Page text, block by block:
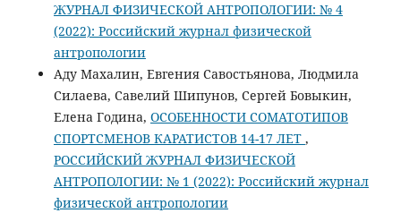
ЖУРНАЛ ФИЗИЧЕСКОЙ АНТРОПОЛОГИИ: № 4
(2022): Российский журнал физической
антропологии
Аду Махалин, Евгения Савостьянова, Людмила
Силаева, Савелий Шипунов, Сергей Бовыкин,
Елена Година, ОСОБЕННОСТИ СОМАТОТИПОВ
СПОРТСМЕНОВ КАРАТИСТОВ 14-17 ЛЕТ ,
РОССИЙСКИЙ ЖУРНАЛ ФИЗИЧЕСКОЙ
АНТРОПОЛОГИИ: № 1 (2022): Российский журнал
физической антропологии